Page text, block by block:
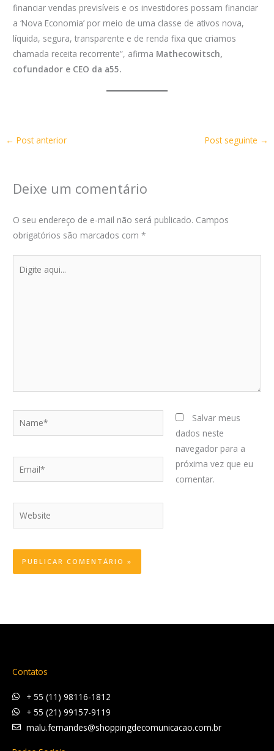
financiar vendas previsíveis e os investidores possam financiar
a ‘Nova Economia’ por meio de uma classe de ativos nova,
líquida, segura, transparente e de renda fixa que criamos
chamada receita recorrente”, afirma Mathecowitsch,
cofundador e CEO da a55.
← Post anterior Post seguinte →
Deixe um comentário
O seu endereço de e-mail não será publicado. Campos
obrigatórios são marcados com*
aqui...
Name*
Website
Salvar meus
dados neste
navegador para a
próxima vez que eu
comentar.
Contatos
+ 55 (11) 98116-1812
+ 55 (21) 99157-9119
malu.fernandes@shoppingdecomunicacao.com.br